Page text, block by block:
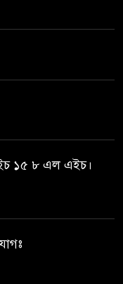
অনুচ্ছেদ অনুযায়ী
পারেননি
১৫ ৮ এল এইচ।